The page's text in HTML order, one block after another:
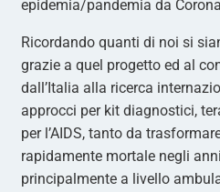
epidemia/pandemia da
Ricordando quanti di noi si
grazie a quel progetto ed al
dall’Italia alla ricerca
approcci per kit diagnostici,
per l’AIDS, tanto da
rapidamente mortale negli
principalmente a livello